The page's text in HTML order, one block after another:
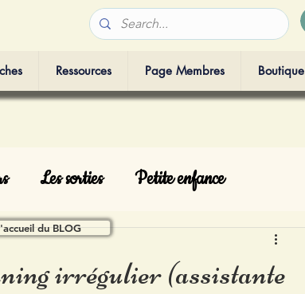
Ressources Page Membres Boutique
Les sorties Petite enfance
irrégulier (assistante
du BLOG